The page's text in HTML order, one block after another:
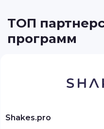
ТОП
программ
Shakes.pro